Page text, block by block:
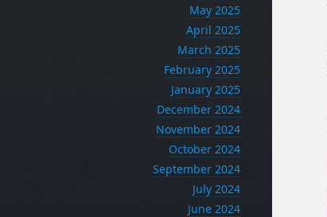
May 2025
April 2025
March 2025
February 2025
January 2025
December 2024
November 2024
October 2024
September 2024
July 2024
June 2024